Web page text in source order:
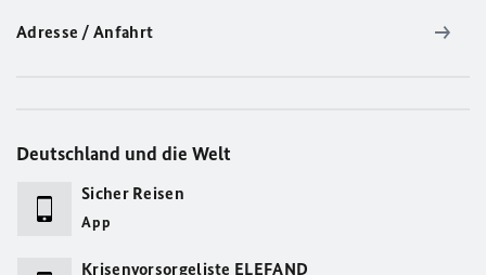
Adresse / Anfahrt
Deutschland und die Welt
Sicher Reisen
App
Krisenvorsorgeliste ELEFAND